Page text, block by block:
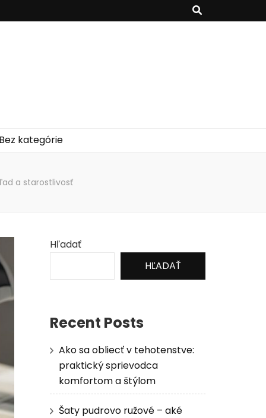
kategórie
a starostlivosť
Hľadať
HĽADAŤ
Recent Posts
Ako sa obliecť v tehotenstve:
praktický sprievodca
komfortom a štýlom
Šaty pudrovo ružové – aké